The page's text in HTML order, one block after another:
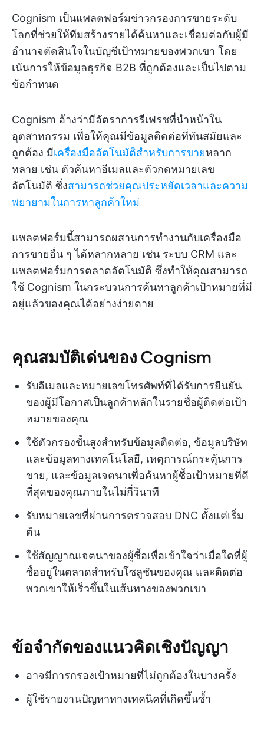
Cognism เป็นแพลตฟอร์มข่าวกรองการขายระดับ
โลกที่ช่วยให้ทีมสร้างรายได้ค้นหาและเชื่อมต่อกับผู้มี
อำนาจตัดสินใจในบัญชีเป้าหมายของพวกเขา โดย
เน้นการให้ข้อมูลธุรกิจ B2B ที่ถูกต้องและเป็นไปตาม
ข้อกำหนด
Cognism อ้างว่ามีอัตราการรีเฟรชที่นำหน้าใน
อุตสาหกรรม เพื่อให้คุณมีข้อมูลติดต่อที่ทันสมัยและ
ถูกต้อง มีเครื่องมืออัตโนมัติสำหรับการขายหลาก
หลาย เช่น ตัวค้นหาอีเมลและตัวกดหมายเลข
อัตโนมัติ ซึ่งสามารถช่วยคุณประหยัดเวลาและความ
พยายามในการหาลูกค้าใหม่
แพลตฟอร์มนี้สามารถผสานการทำงานกับเครื่องมือ
การขายอื่น ๆ ได้หลากหลาย เช่น ระบบ CRM และ
แพลตฟอร์มการตลาดอัตโนมัติ ซึ่งทำให้คุณสามารถ
ใช้ Cognism ในกระบวนการค้นหาลูกค้าเป้าหมายที่มี
อยู่แล้วของคุณได้อย่างง่ายดาย
คุณสมบัติเด่นของ Cognism
รับอีเมลและหมายเลขโทรศัพท์ที่ได้รับการยืนยัน
ของผู้มีโอกาสเป็นลูกค้าหลักในรายชื่อผู้ติดต่อเป้า
หมายของคุณ
ใช้ตัวกรองขั้นสูงสำหรับข้อมูลติดต่อ, ข้อมูลบริษัท
และข้อมูลทางเทคโนโลยี, เหตุการณ์กระตุ้นการ
ขาย, และข้อมูลเจตนาเพื่อค้นหาผู้ซื้อเป้าหมายที่ดี
ที่สุดของคุณภายในไม่กี่วินาที
รับหมายเลขที่ผ่านการตรวจสอบ DNC ตั้งแต่เริ่ม
ต้น
ใช้สัญญาณเจตนาของผู้ซื้อเพื่อเข้าใจว่าเมื่อใดที่ผู้
ซื้ออยู่ในตลาดสำหรับโซลูชันของคุณ และติดต่อ
พวกเขาให้เร็วขึ้นในเส้นทางของพวกเขา
ข้อจำกัดของแนวคิดเชิงปัญญา
อาจมีการกรองเป้าหมายที่ไม่ถูกต้องในบางครั้ง
ผู้ใช้รายงานปัญหาทางเทคนิคที่เกิดขึ้นซ้ำ